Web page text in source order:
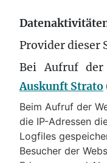
Provider dieser
Bei Aufruf
Auskunft Strato
Beim Aufruf der
die IP-Adressen
Logfiles
Besucher der